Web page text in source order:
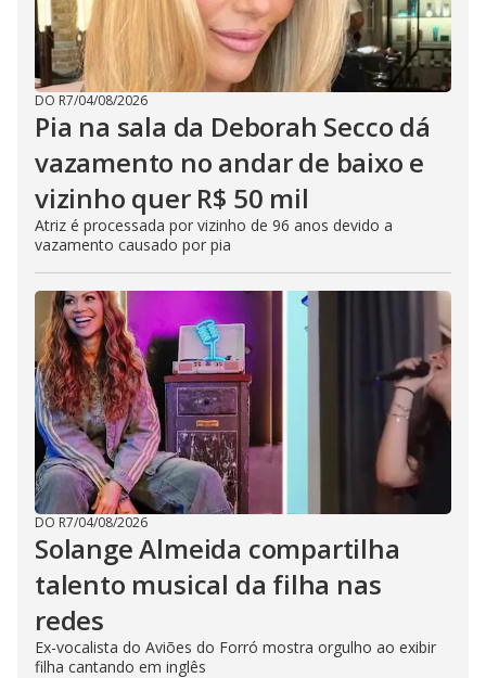
DO R7/04/08/2026
Pia na sala da Deborah Secco dá
vazamento no andar de baixo e
vizinho quer R$ 50 mil
Atriz é processada por vizinho de 96 anos devido a
vazamento causado por pia
DO R7/04/08/2026
Solange Almeida compartilha
talento musical da filha nas
redes
Ex-vocalista do Aviões do Forró mostra orgulho ao exibir
filha cantando em inglês